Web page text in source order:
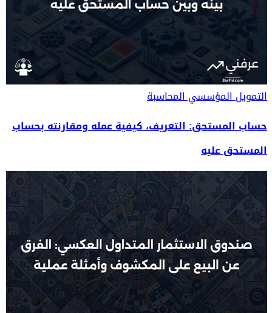
التمويل المؤسسيالمحاسبة
حساب المستحق: التعريف، كيفية عمله ومقارنته بحساب
المستحق عليه